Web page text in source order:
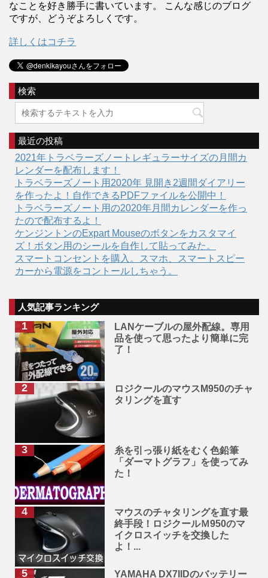
なことを好き勝手に書いています。 こんな感じのブログ
ですが、どうぞよろしくです。
詳しくはコチラ
検索
最近の投稿
2021年トラベラーズノートレギュラーサイズの月間カ
レンダーを配布します！
トラベラーズノート用2020年 見開き2週間ダイアリー
を作ったよ！自作できるPDFファイルを公開中！
トラベラーズノート用の2020年月間カレンダーを作っ
たので配布するよ！
ケンジントンのExpart Mouseのボタンをカスタマイ
ズ！ボタン用のシールを自作して貼ってみた。
スマートコンセントを購入。スマホ、スマートスピー
カーから電源をコントールしちゃう。
人気記事ランキング
LANケーブルの屋外配線。専用
品を使って思ったより簡単に完
了！
ロジクールのマウスM950のチャ
タリングを直す
糸を引っ張り紙をむく色鉛筆
「ダーマトグラフ」を使ってみ
た！
マウスのチャタリングを直す最
終手段！ロジクールＭ950のマ
イクロスイッチを交換した
よ！...
YAMAHA DX7IIDのバッテリー